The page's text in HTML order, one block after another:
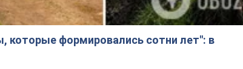
которые формировались сотни лет": в